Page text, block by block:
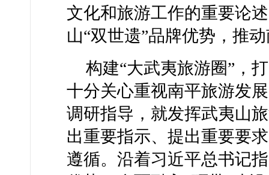
文化和旅游工作的重要论
山“双世遗”品牌优势，推
构建“大武夷旅游圈”，
十分关心重视南平旅游发
调研指导，就发挥武夷山
出重要指示、提出重要要
遵循。沿着习近平总书记